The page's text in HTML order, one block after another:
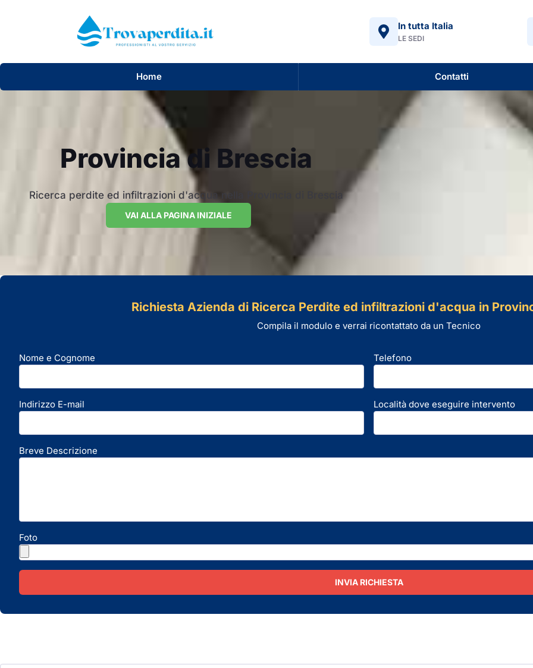
In tutta Italia
LE SEDI
Home Contatti
Provincia di Brescia
Ricerca perdite ed infiltrazioni d'acqua nella Provincia di Brescia
VAI ALLA PAGINA INIZIALE
Richiesta Azienda di Ricerca Perdite ed infiltrazioni d'acqua in
Compila il modulo e verrai ricontattato da un Tecnico
Nome e Cognome Telefono
Indirizzo E-mail Località dove eseguire intervento
Breve Descrizione
Foto
INVIA RICHIESTA